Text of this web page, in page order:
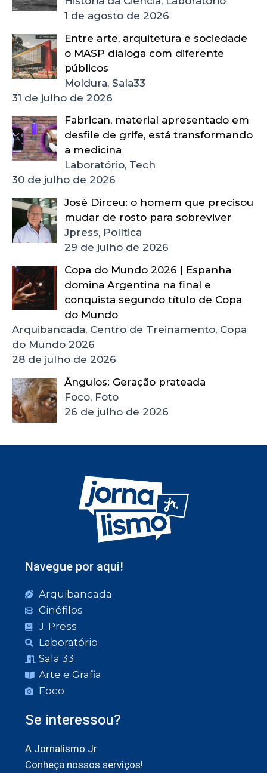
1 de agosto de 2026
Entre arte, arquitetura e sociedade
o MASP dialoga com diferente
públicos
Moldura, Sala33
31 de julho de 2026
Fabrican, material apresentado em
desfile de grife, está transformando
a medicina
Laboratório, Tech
30 de julho de 2026
José Dirceu: o homem que precisou
mudar de rosto para sobreviver
Jpress, Política
29 de julho de 2026
Copa do Mundo 2026 | Espanha
domina Argentina na final e
conquista segundo título de Copa
do Mundo
Arquibancada, Centro de Treinamento, Copa
do Mundo 2026
28 de julho de 2026
Ângulos: Geração prateada
Foco, Foto
26 de julho de 2026
Navegue por aqui!
Arquibancada
Cinéfilos
J. Press
Laboratório
Sala 33
Arte e Grafia
Foco
Se interessou?
A Jornalismo Jr
Conheça nossos serviços!